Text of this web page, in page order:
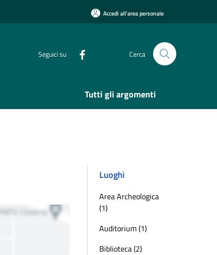
Accedi all'area personale
Seguici su Cerca
Tutti gli argomenti
Luoghi
Area Archeologica
(1)
Auditorium (1)
Biblioteca (2)